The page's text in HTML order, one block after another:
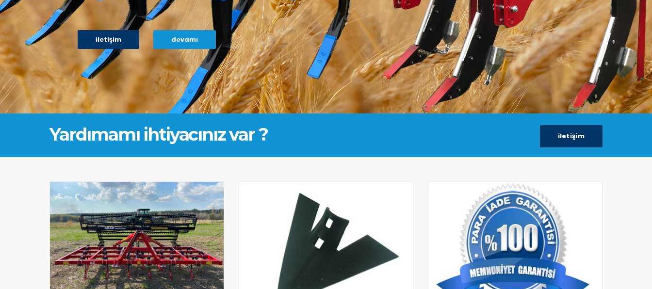
i̇leti̇şi̇m devami
Yardımamı ihtiyacınız var ? i̇leti̇şi̇m